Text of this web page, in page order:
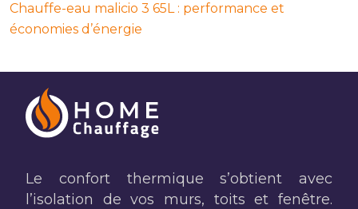
Chauffe-eau malicio 3 65L : performance et
économies d’énergie
Le confort thermique s’obtient avec
l’isolation de vos murs, toits et fenêtre.